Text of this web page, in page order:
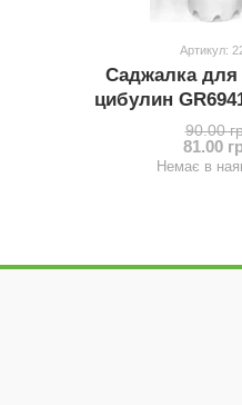
Артикул:
Саджалка для
цибулин
90.00
81.00
Немає в